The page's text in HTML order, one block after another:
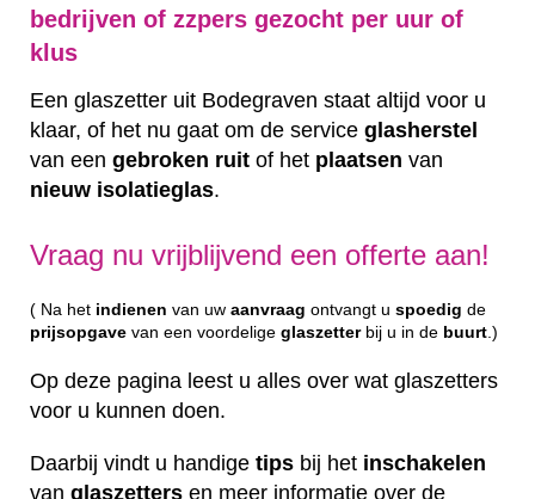
bedrijven of zzpers gezocht per uur of
klus
Een glaszetter uit Bodegraven staat altijd voor u
klaar, of het nu gaat om de service glasherstel
van een gebroken ruit of het plaatsen van
nieuw isolatieglas.
Vraag nu vrijblijvend een offerte aan!
( Na het indienen van uw aanvraag ontvangt u spoedig de
prijsopgave van een voordelige glaszetterbij u in de buurt .)
Op deze pagina leest u alles over wat glaszetters
voor u kunnen doen.
Daarbij vindt u handige tips bij het inschakelen
van glaszetters en meer informatie over de